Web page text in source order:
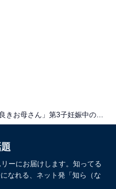
ーにお届けします。知ってる
なれる、ネット発「知ら（な